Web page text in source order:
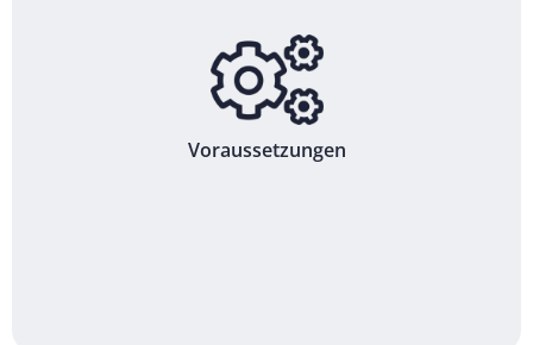
Voraussetzungen